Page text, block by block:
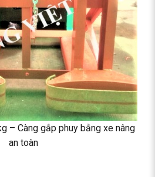
– Càng gắp phuy bằng xe nâng
an toàn